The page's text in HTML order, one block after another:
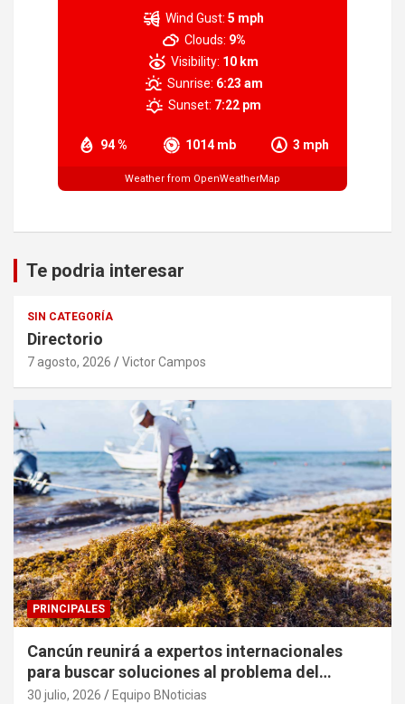
94 % 1014 mb 3 mph
Wind Gust: 5 mph
Clouds: 9%
Visibility: 10 km
Sunrise: 6:23 am
Sunset: 7:22 pm
Weather from OpenWeatherMap
Te podria interesar
SIN CATEGORÍA
Directorio
7 agosto, 2026 Victor Campos
PRINCIPALES
Cancún reunirá a expertos internacionales
para buscar soluciones al problema del
sargazo
30 julio, 2026 Equipo BNoticias